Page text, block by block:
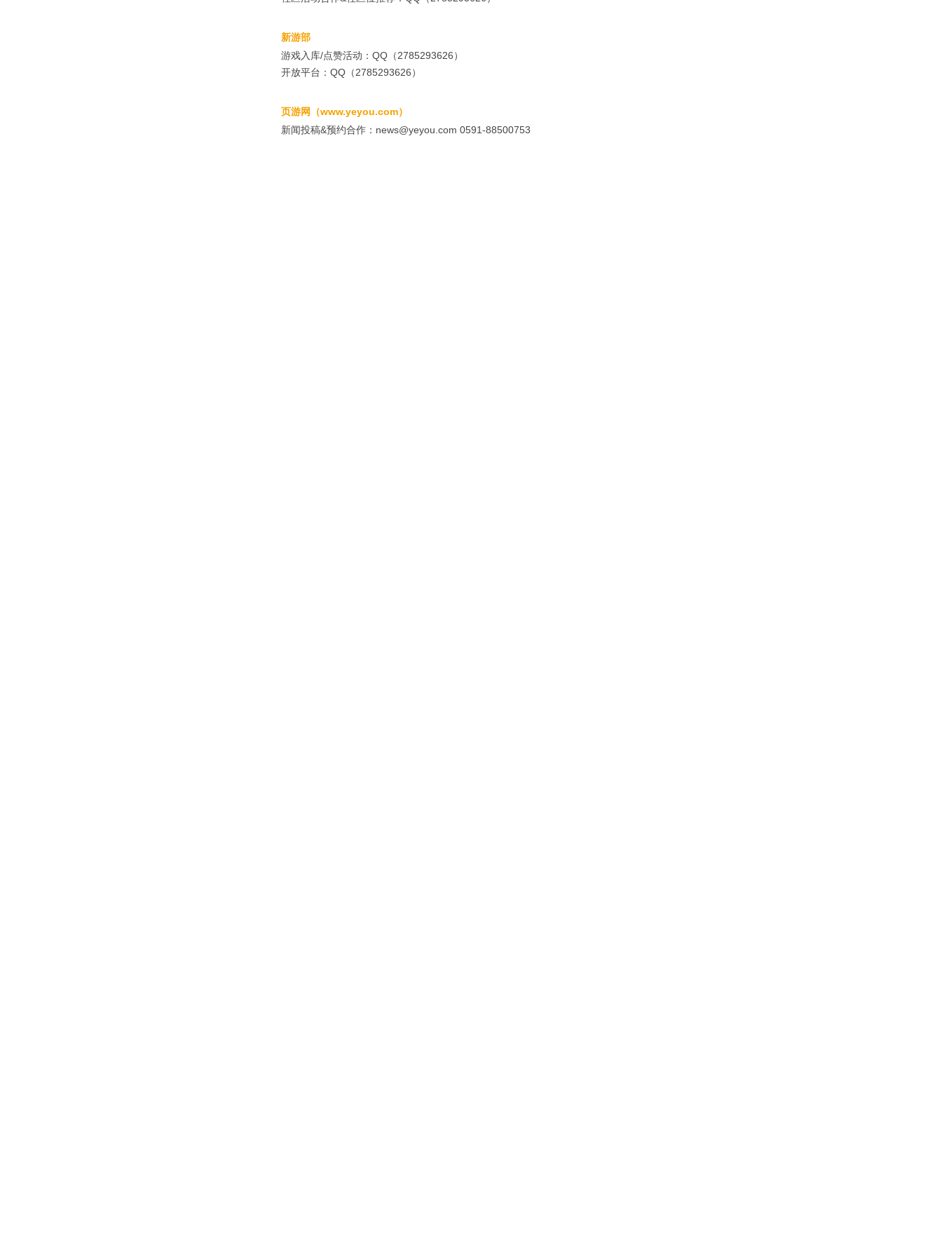
新游部
游戏入库/点赞活动：QQ（2785293626）
开放平台：QQ（2785293626）
页游网（www.yeyou.com）
新闻投稿&预约合作：news@yeyou.com 0591-88500753